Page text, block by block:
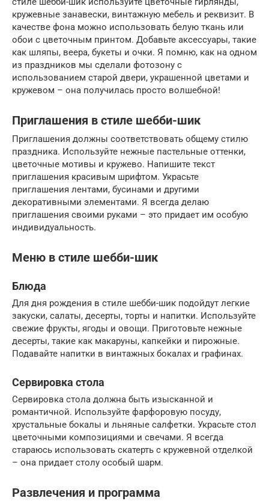
кружевные занавески, винтажную мебель и реквизит. В
качестве фона можно использовать белую ткань или
обои с цветочным принтом. Добавьте аксессуары, такие
как шляпы, веера, букеты и очки. Я помню, как на одном
из праздников мы сделали фотозону с
использованием старой двери, украшенной цветами и
кружевом – она получилась просто волшебной!
Приглашения в стиле шебби-шик
Приглашения должны соответствовать общему стилю
праздника. Используйте нежные пастельные оттенки,
цветочные мотивы и кружево. Напишите текст
приглашения красивым шрифтом. Украсьте
приглашения лентами, бусинами и другими
декоративными элементами. Я всегда делаю
приглашения своими руками – это придает им особую
индивидуальность.
Меню в стиле шебби-шик
Блюда
Для дня рождения в стиле шебби-шик подойдут легкие
закуски, салаты, десерты, торты и напитки. Используйте
свежие фрукты, ягоды и овощи. Приготовьте нежные
десерты, такие как макаруны, капкейки и пирожные.
Подавайте напитки в винтажных бокалах и графинах.
Сервировка стола
Сервировка стола должна быть изысканной и
романтичной. Используйте фарфоровую посуду,
хрустальные бокалы и льняные салфетки. Украсьте стол
цветочными композициями и свечами. Я всегда
стараюсь использовать скатерть с кружевной отделкой
– она придает столу особый шарм.
Развлечения и программа